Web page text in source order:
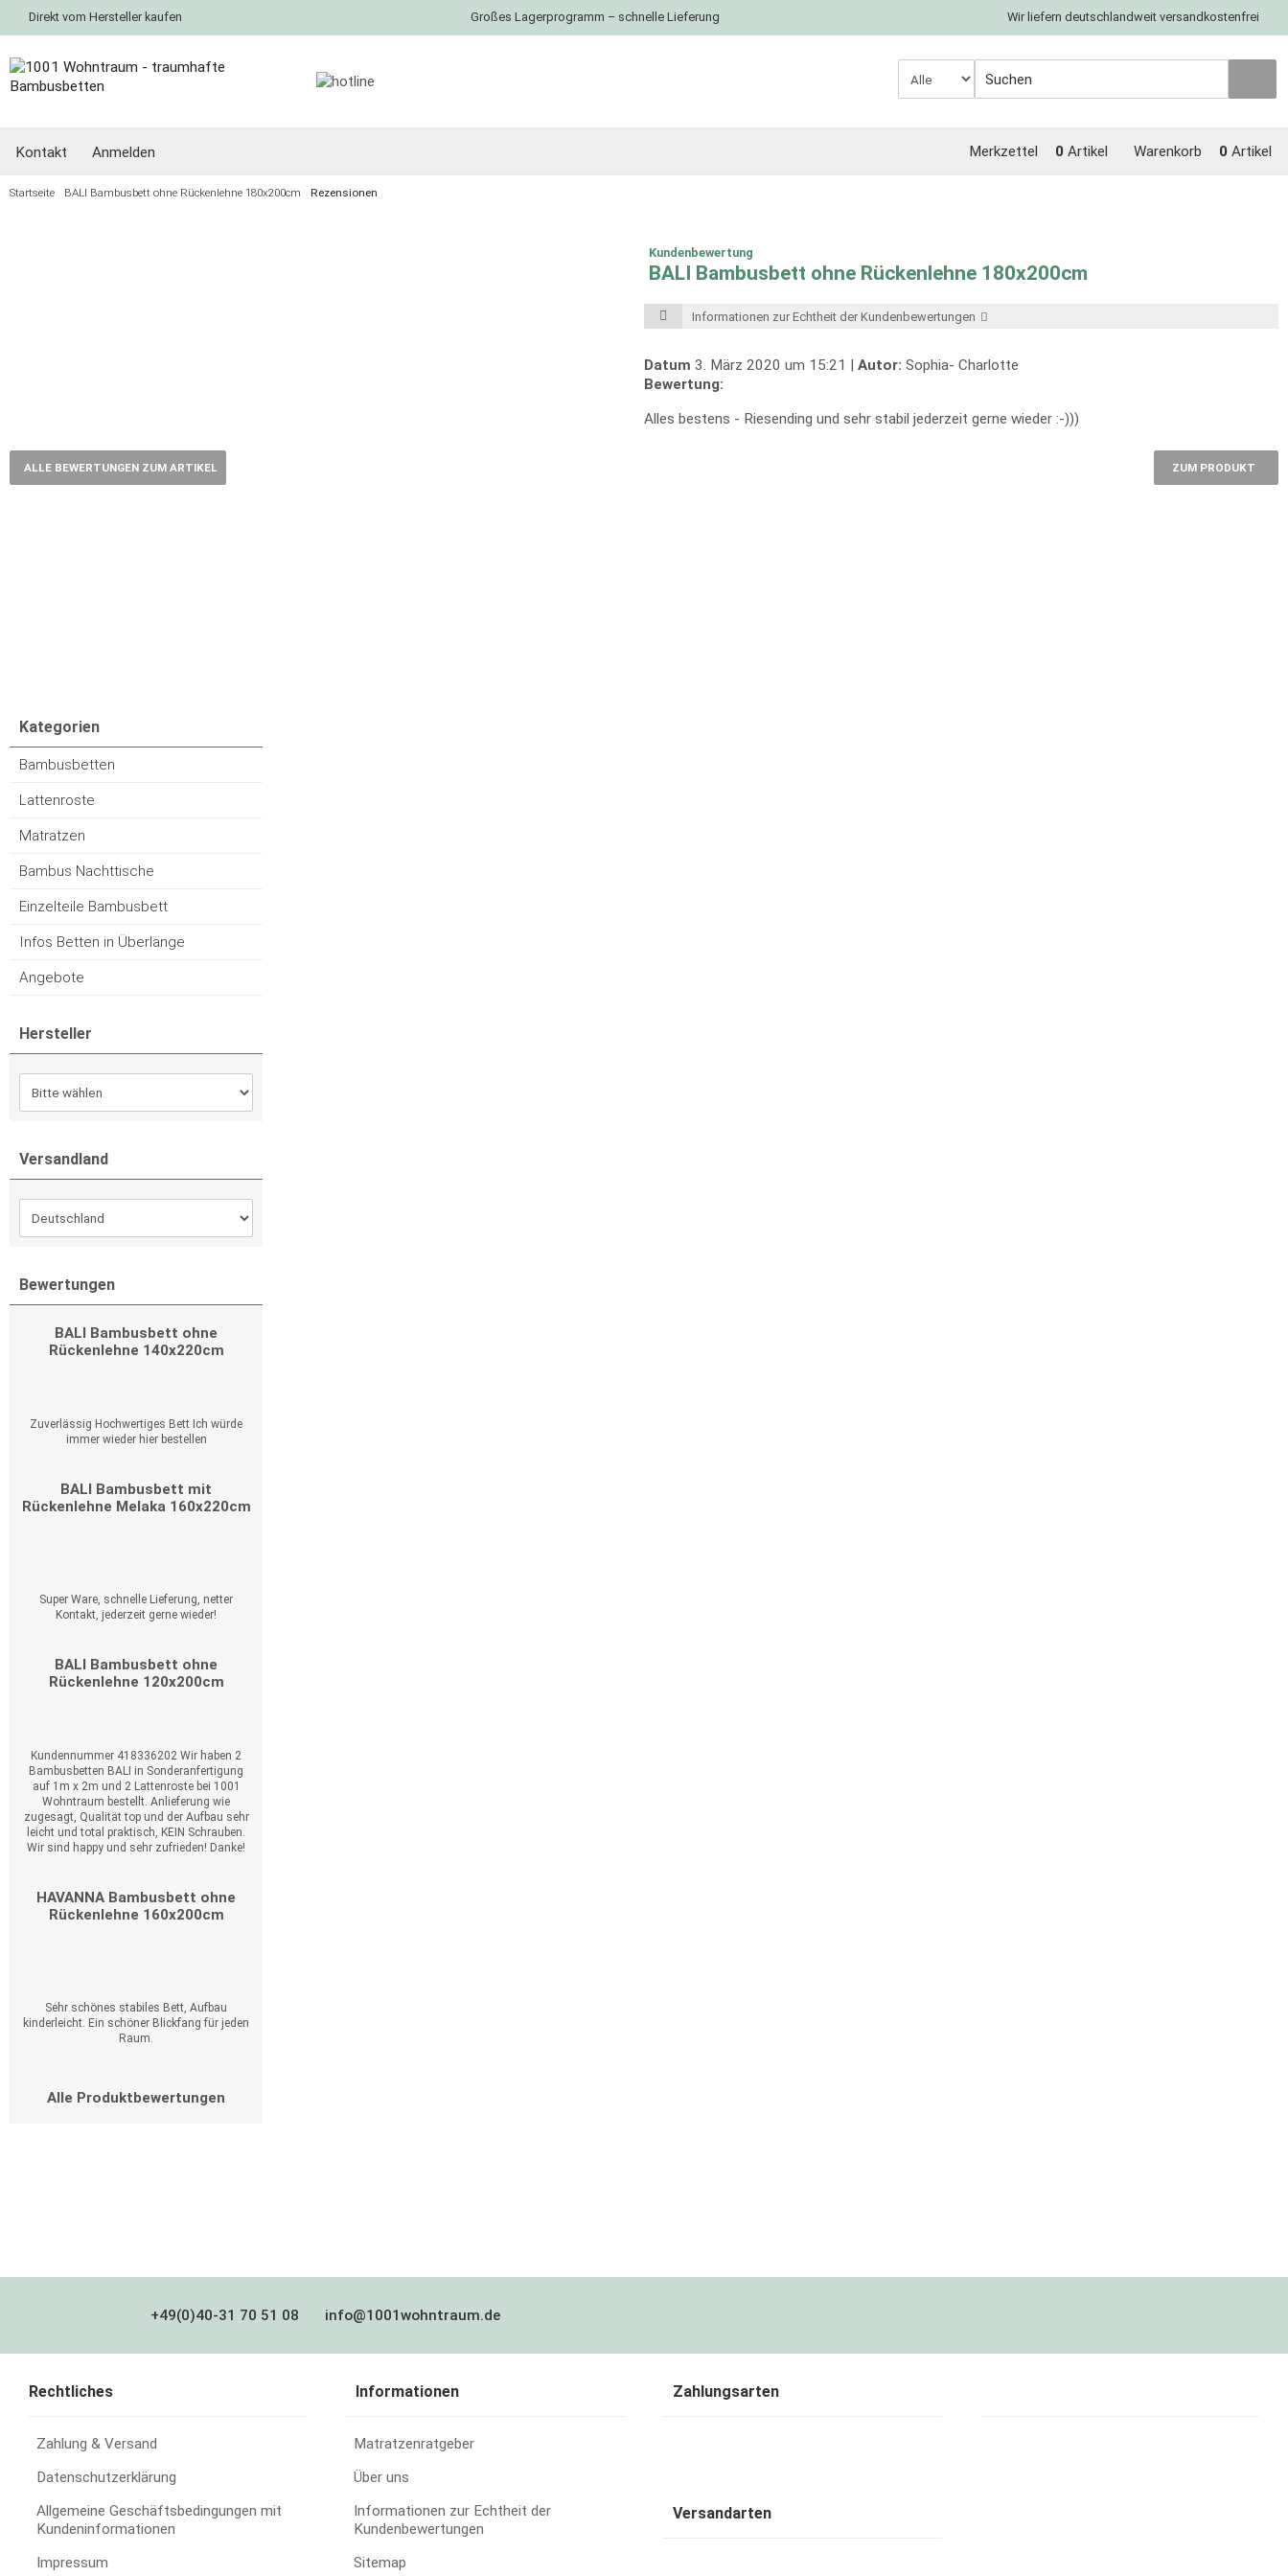
Direkt vom Hersteller kaufen Großes Lagerprogramm – schnelle Lieferung Wir liefern deutschlandweit versandkostenfrei
Kontakt Anmelden Warenkorb 0 Artikel
Merkzettel 0 Artikel
Startseite BALI Bambusbett ohne Rückenlehne 180x200cm Rezensionen
Kundenbewertung
BALI Bambusbett ohne Rückenlehne 180x200cm
Informationen zur Echtheit der Kundenbewertungen
Datum 3. März 2020 um 15:21 | Autor: Sophia- Charlotte
Bewertung:
Alles bestens - Riesending und sehr stabil jederzeit gerne wieder :-)))
ZUM PRODUKT
ALLE BEWERTUNGEN ZUM ARTIKEL
Kategorien
Bambusbetten
Lattenroste
Matratzen
Bambus Nachttische
Einzelteile Bambusbett
Infos Betten in Überlänge
Angebote
Hersteller
Versandland
Bewertungen
BALI Bambusbett ohne
Rückenlehne 140x220cm
Zuverlässig Hochwertiges Bett Ich würde
immer wieder hier bestellen
BALI Bambusbett mit
Rückenlehne Melaka 160x220cm
Super Ware, schnelle Lieferung, netter
Kontakt, jederzeit gerne wieder!
BALI Bambusbett ohne
Rückenlehne 120x200cm
Kundennummer 418336202 Wir haben 2
Bambusbetten BALI in Sonderanfertigung
auf 1m x 2m und 2 Lattenroste bei 1001
Wohntraum bestellt. Anlieferung wie
zugesagt, Qualität top und der Aufbau sehr
leicht und total praktisch, KEIN Schrauben.
Wir sind happy und sehr zufrieden! Danke!
HAVANNA Bambusbett ohne
Rückenlehne 160x200cm
Sehr schönes stabiles Bett, Aufbau
kinderleicht. Ein schöner Blickfang für jeden
Raum.
Alle Produktbewertungen
+49(0)40-31 70 51 08 info@1001wohntraum.de
Rechtliches
Zahlung & Versand
Datenschutzerklärung
Allgemeine Geschäftsbedingungen mit
Kundeninformationen
Impressum
Informationen
Matratzenratgeber
Über uns
Informationen zur Echtheit der
Kundenbewertungen
Sitemap
Zahlungsarten
Versandarten